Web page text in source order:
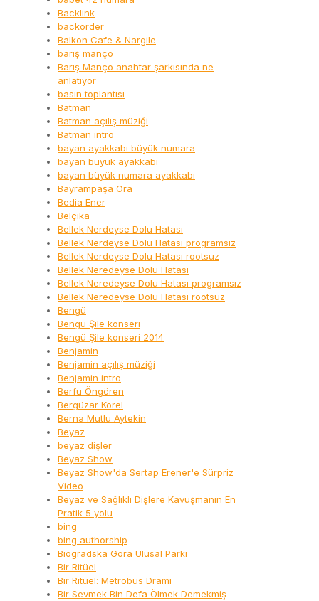
Backlink
backorder
Balkon Cafe & Nargile
barış manço
Barış Manço anahtar şarkısında ne
anlatıyor
basın toplantısı
Batman
Batman açılış müziği
Batman intro
bayan ayakkabı büyük numara
bayan büyük ayakkabı
bayan büyük numara ayakkabı
Bayrampaşa Ora
Bedia Ener
Belçika
Bellek Nerdeyse Dolu Hatası
Bellek Nerdeyse Dolu Hatası programsız
Bellek Nerdeyse Dolu Hatası rootsuz
Bellek Neredeyse Dolu Hatası
Bellek Neredeyse Dolu Hatası programsız
Bellek Neredeyse Dolu Hatası rootsuz
Bengü
Bengü Şile konseri
Bengü Şile konseri 2014
Benjamin
Benjamin açılış müziği
Benjamin intro
Berfu Öngören
Bergüzar Korel
Berna Mutlu Aytekin
Beyaz
beyaz dişler
Beyaz Show
Beyaz Show'da Sertap Erener'e Sürpriz
Video
Beyaz ve Sağlıklı Dişlere Kavuşmanın En
Pratik 5 yolu
bing
bing authorship
Biogradska Gora Ulusal Parkı
Bir Ritüel
Bir Ritüel: Metrobüs Dramı
Bir Sevmek Bin Defa Ölmek Demekmiş